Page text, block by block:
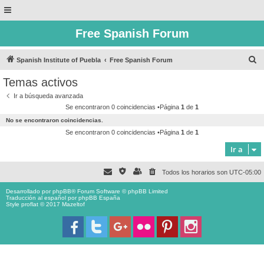
Free Spanish Forum
Spanish Institute of Puebla Free Spanish Forum
Temas activos
Ir a búsqueda avanzada
Se encontraron 0 coincidencias •Página 1 de 1
No se encontraron coincidencias.
Se encontraron 0 coincidencias •Página 1 de 1
Ir a
Todos los horarios son UTC-05:00
Desarrollado porphpBB® Forum Software © phpBB Limited
Traducción al español porphpBB España
Style proflat © 2017 Mazeltof